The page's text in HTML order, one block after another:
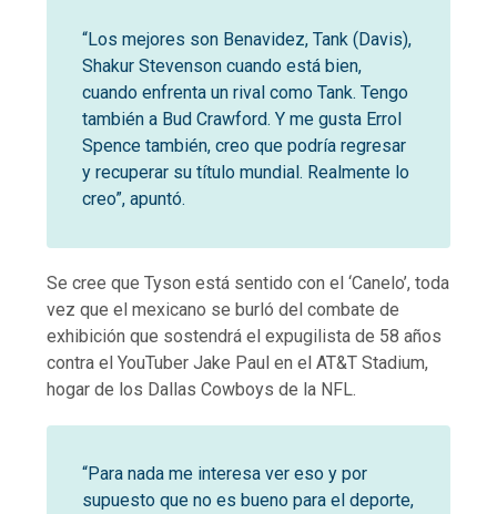
“Los mejores son Benavidez, Tank (Davis),
Shakur Stevenson cuando está bien,
cuando enfrenta un rival como Tank. Tengo
también a Bud Crawford. Y me gusta Errol
Spence también, creo que podría regresar
y recuperar su título mundial. Realmente lo
creo”, apuntó.
Se cree que Tyson está sentido con el ‘Canelo’, toda
vez que el mexicano se burló del combate de
exhibición que sostendrá el expugilista de 58 años
contra el YouTuber Jake Paul en el AT&T Stadium,
hogar de los Dallas Cowboys de la NFL.
“Para nada me interesa ver eso y por
supuesto que no es bueno para el deporte,